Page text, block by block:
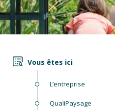
Vous êtes ici
L’entreprise
QualiPaysage